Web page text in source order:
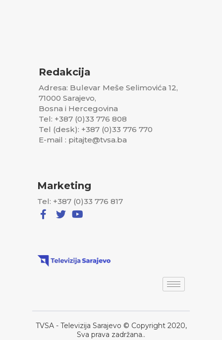
Redakcija
Adresa: Bulevar Meše Selimovića 12,
71000 Sarajevo,
Bosna i Hercegovina
Tel: +387 (0)33 776 808
Tel (desk): +387 (0)33 776 770
E-mail : pitajte@tvsa.ba
Marketing
Tel: +387 (0)33 776 817
TVSA - Televizija Sarajevo © Copyright 2020,
Sva prava zadržana..